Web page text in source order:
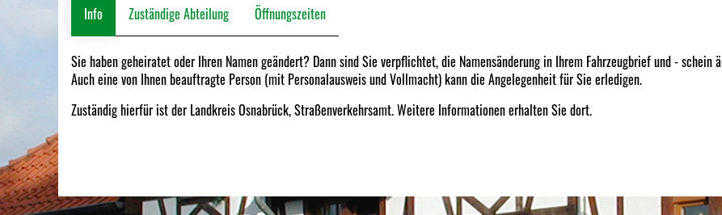
Info Zuständige Abteilung Öffnungszeiten
Sie haben geheiratet oder Ihren Namen geändert? Dann sind Sie verpflichtet, die Namensänderung in Ihrem Fahrzeugbrief und - schein
Auch eine von Ihnen beauftragte Person (mit Personalausweis und Vollmacht) kann die Angelegenheit für Sie erledigen.
Zuständig hierfür ist der Landkreis Osnabrück, Straßenverkehrsamt. Weitere Informationen erhalten Sie dort.